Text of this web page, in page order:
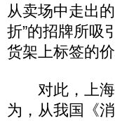
从卖场中走出
折”的招牌所吸
货架上标签的价
对此，上海
为，从我国《